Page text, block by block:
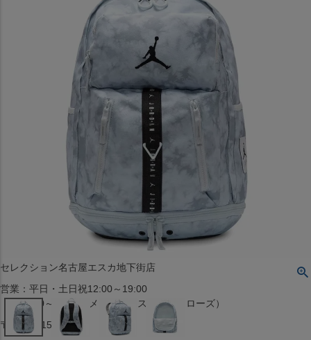
大阪府大阪市中央区西心斎橋1丁目6番14号
JR水道橋駅西口店
営業：土・日・祝日のみ 12:00-18:00
東京都千代田区神田三崎町２丁目２２−１ 1F
セレクション名古屋エスカ地下街店
営業：平日・土日祝12:00～19:00
（※15:00～16:00はメンテナンスのためクローズ）
〒453-0015